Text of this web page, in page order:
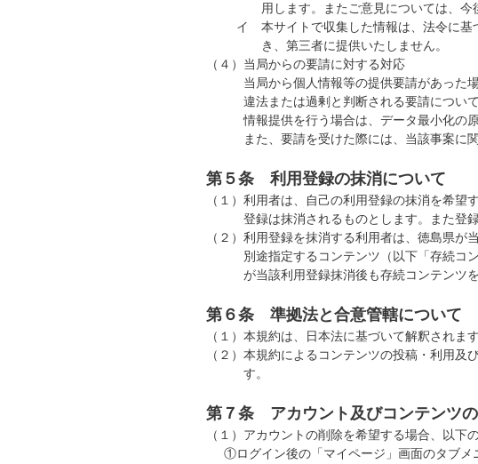
用します。またご意見については、今
イ 本サイトで収集した情報は、法令に
き、第三者に提供いたしません。
（４） 当局からの要請に対する対応
当局から個人情報等の提供要請があった
違法または過剰と判断される要請につい
情報提供を行う場合は、データ最小化の
また、要請を受けた際には、当該事案に
第５条 利用登録の抹消について
（１） 利用者は、自己の利用登録の抹消を希望
登録は抹消されるものとします。また登
（２） 利用登録を抹消する利用者は、徳島県が
別途指定するコンテンツ（以下「存続コ
が当該利用登録抹消後も存続コンテンツ
第６条 準拠法と合意管轄について
（１） 本規約は、日本法に基づいて解釈されます
（２） 本規約によるコンテンツの投稿・利用及
す。
第７条 アカウント及びコンテンツ
（１） アカウントの削除を希望する場合、以下
①ログイン後の「マイページ」画面のタブ